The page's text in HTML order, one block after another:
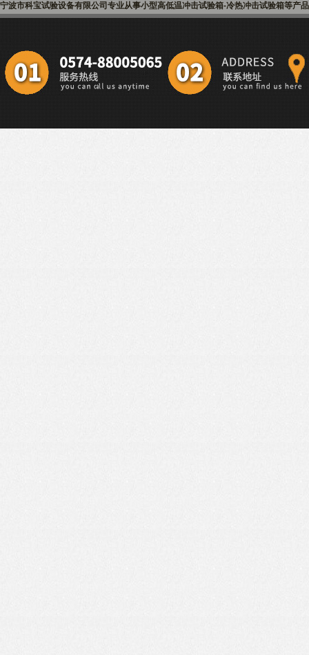
宁波市科宝试验设备有限公司专业从事小型高低温冲击试验箱-冷热冲击试验箱等产